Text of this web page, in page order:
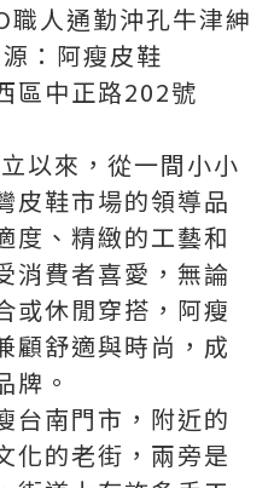
職人通勤沖孔牛津紳
：阿瘦皮鞋
區中正路202號
以來，從一間小小
皮鞋市場的領導品
度、精緻的工藝和
消費者喜愛，無論
或休閒穿搭，阿瘦
顧舒適與時尚，成
牌。
台南門市，附近的
化的老街，兩旁是